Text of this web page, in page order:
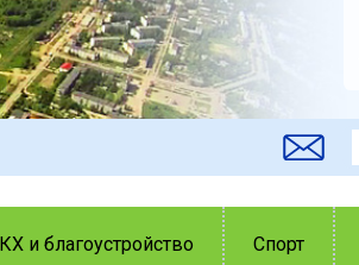
и благоустройство Спорт